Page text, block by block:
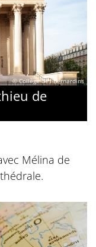
© Collège des Bernardins
de
Mélina de